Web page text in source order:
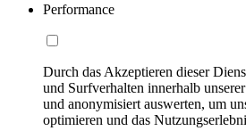
Performance
Durch das Akzeptieren dieser
und Surfverhalten innerhalb
und anonymisiert auswerten, um
optimieren und das